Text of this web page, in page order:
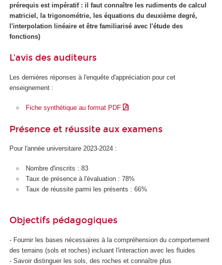
prérequis est impératif : il faut connaître les rudiments de calcul
matriciel, la trigonométrie, les équations du deuxième degré,
l'interpolation linéaire et être familiarisé avec l'étude des
fonctions)
L'avis des auditeurs
Les dernières réponses à l'enquête d'appréciation pour cet
enseignement :
Fiche synthétique au format PDF
Présence et réussite aux examens
Pour l'année universitaire 2023-2024 :
Nombre d'inscrits : 83
Taux de présence à l'évaluation : 78%
Taux de réussite parmi les présents : 66%
Objectifs pédagogiques
- Fournir les bases nécessaires à la compréhension du comportement
des terrains (sols et roches) incluant l'interaction avec les fluides
- Savoir distinguer les sols, des roches et connaître plus